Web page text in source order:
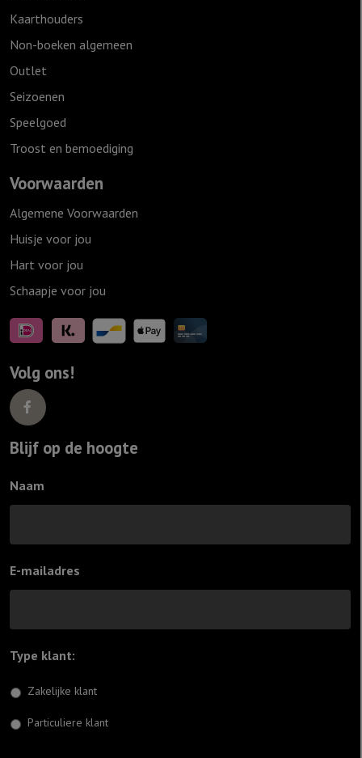
Kaarthouders
Non-boeken algemeen
Outlet
Seizoenen
Speelgoed
Troost en bemoediging
Voorwaarden
Algemene Voorwaarden
Huisje voor jou
Hart voor jou
Schaapje voor jou
Volg ons!
Blijf op de hoogte
Naam
E-mailadres
Type klant:
Zakelijke klant
Particuliere klant